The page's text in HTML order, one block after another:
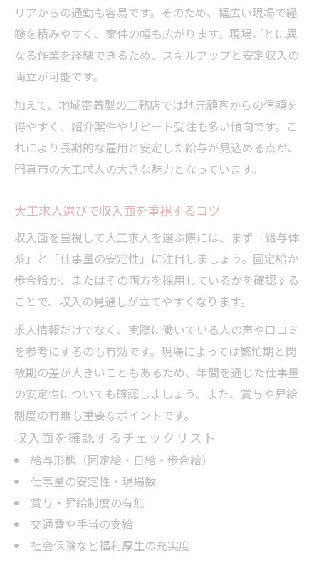
リアからの通勤も容易です。そのため、幅広い現場で経
験を積みやすく、案件の幅も広がります。現場ごとに異
なる作業を経験できるため、スキルアップと安定収入の
両立が可能です。
加えて、地域密着型の工務店では地元顧客からの信頼を
得やすく、紹介案件やリピート受注も多い傾向です。こ
れにより長期的な雇用と安定した給与が見込める点が、
門真市の大工求人の大きな魅力となっています。
大工求人選びで収入面を重視するコツ
収入面を重視して大工求人を選ぶ際には、まず「給与体
系」と「仕事量の安定性」に注目しましょう。固定給か
歩合給か、またはその両方を採用しているかを確認する
ことで、収入の見通しが立てやすくなります。
求人情報だけでなく、実際に働いている人の声や口コミ
を参考にするのも有効です。現場によっては繁忙期と閑
散期の差が大きいこともあるため、年間を通じた仕事量
の安定性についても確認しましょう。また、賞与や昇給
制度の有無も重要なポイントです。
収入面を確認するチェックリスト
給与形態（固定給・日給・歩合給）
仕事量の安定性・現場数
賞与・昇給制度の有無
交通費や手当の支給
社会保険など福利厚生の充実度